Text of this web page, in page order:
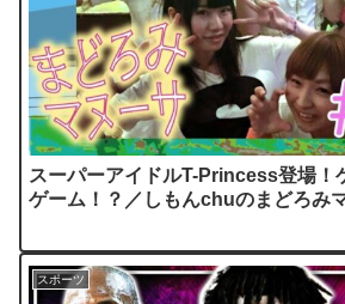
スーパーアイドルT-Princess登場
ゲーム！？／しもんchuのまどろみ
スポーツ